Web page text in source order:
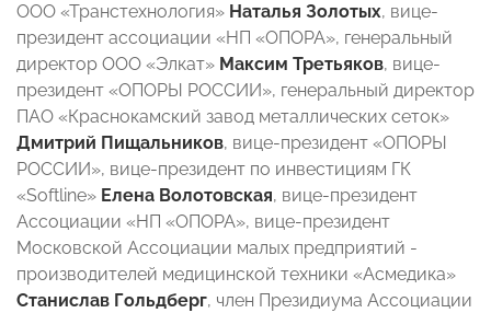
ООО «Транстехнология» Наталья Золотых, вице-
президент ассоциации «НП «ОПОРА», генеральный
директор ООО «Элкат» Максим Третьяков, вице-
президент «ОПОРЫ РОССИИ», генеральный директор
ПАО «Краснокамский завод металлических сеток»
Дмитрий Пищальников, вице-президент «ОПОРЫ
РОССИИ», вице-президент по инвестициям ГК
«Softline» Елена Волотовская, вице-президент
Ассоциации «НП «ОПОРА», вице-президент
Московской Ассоциации малых предприятий -
производителей медицинской техники «Асмедика»
Станислав Гольдберг, член Президиума Ассоциации